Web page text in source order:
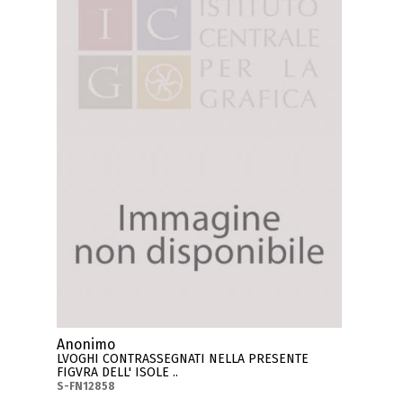
Anonimo
LVOGHI CONTRASSEGNATI NELLA PRESENTE
FIGVRA DELL' ISOLE ..
S-FN12858